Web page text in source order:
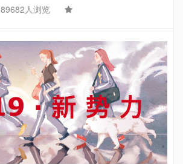
89682人浏览